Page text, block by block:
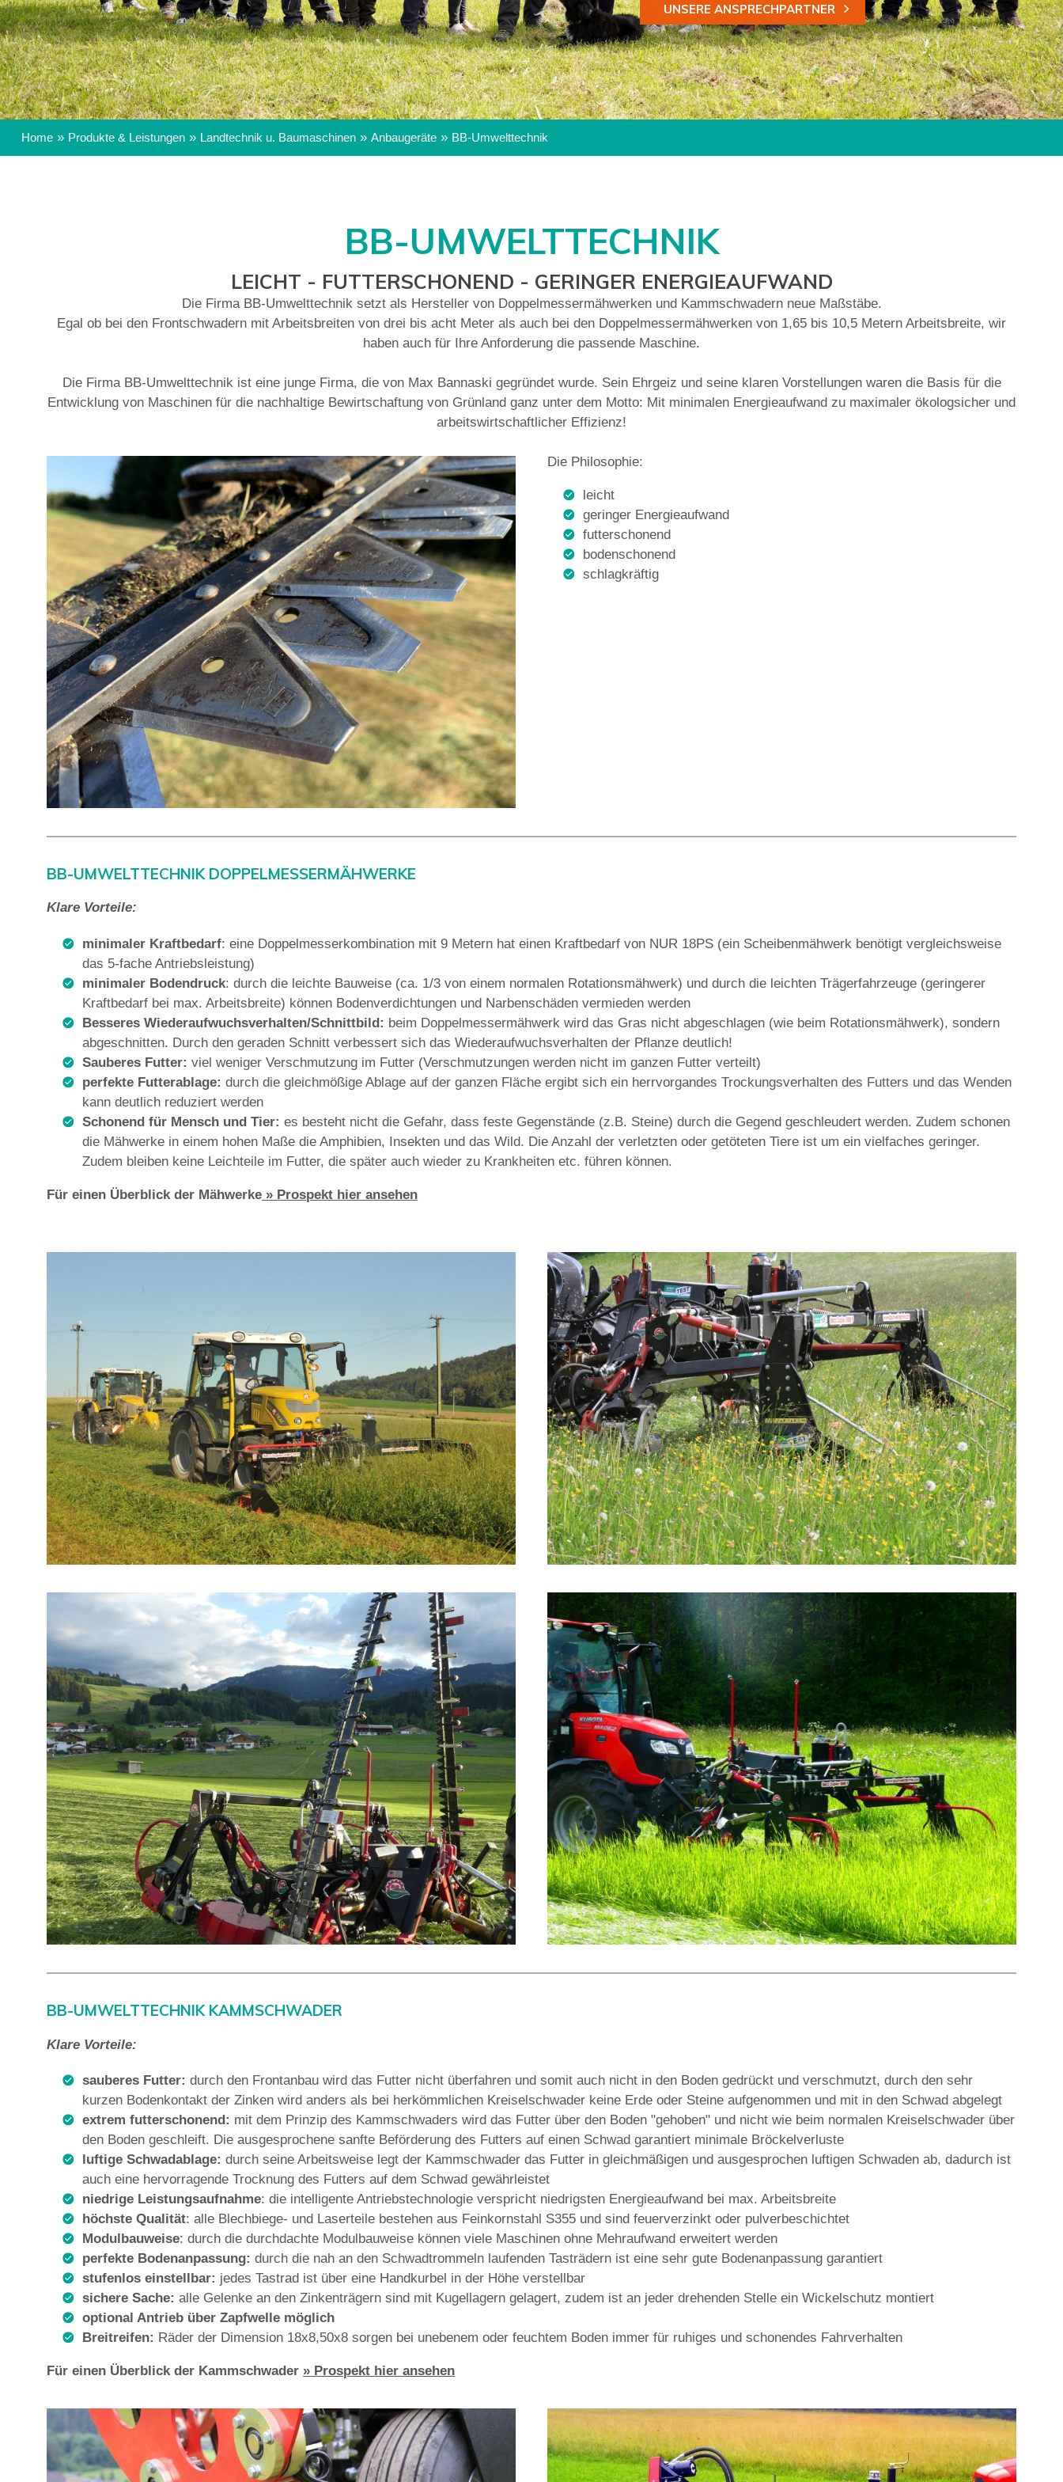
UNSERE ANSPRECHPARTNER
MEHR DAZU
MEHR DAZU
MEHR DAZU
MEHR DAZU
Home» Produkte & Leistungen» Landtechnik u. Baumaschinen» Anbaugeräte» BB-Umwelttechnik
BB-UMWELTTECHNIK
LEICHT - FUTTERSCHONEND - GERINGER ENERGIEAUFWAND
Die Firma BB-Umwelttechnik setzt als Hersteller von Doppelmessermähwerken und Kammschwadern neue Maßstäbe.
Egal ob bei den Frontschwadern mit Arbeitsbreiten von drei bis acht Meter als auch bei den Doppelmessermähwerken von 1,65 bis 10,5 Metern Arbeitsbreite, wir
haben auch für Ihre Anforderung die passende Maschine.
Die Firma BB-Umwelttechnik ist eine junge Firma, die von Max Bannaski gegründet wurde. Sein Ehrgeiz und seine klaren Vorstellungen waren die Basis für die
Entwicklung von Maschinen für die nachhaltige Bewirtschaftung von Grünland ganz unter dem Motto: Mit minimalen Energieaufwand zu maximaler ökologsicher und
arbeitswirtschaftlicher Effizienz!
Die Philosophie:
leicht
geringer Energieaufwand
futterschonend
bodenschonend
schlagkräftig
BB-UMWELTTECHNIK DOPPELMESSERMÄHWERKE
Klare Vorteile:
minimaler Kraftbedarf: eine Doppelmesserkombination mit 9 Metern hat einen Kraftbedarf von NUR 18PS (ein Scheibenmähwerk benötigt vergleichsweise
das 5-fache Antriebsleistung)
minimaler Bodendruck: durch die leichte Bauweise (ca. 1/3 von einem normalen Rotationsmähwerk) und durch die leichten Trägerfahrzeuge (geringerer
Kraftbedarf bei max. Arbeitsbreite) können Bodenverdichtungen und Narbenschäden vermieden werden
Besseres Wiederaufwuchsverhalten/Schnittbild: beim Doppelmessermähwerk wird das Gras nicht abgeschlagen (wie beim Rotationsmähwerk), sondern
abgeschnitten. Durch den geraden Schnitt verbessert sich das Wiederaufwuchsverhalten der Pflanze deutlich!
Sauberes Futter: viel weniger Verschmutzung im Futter (Verschmutzungen werden nicht im ganzen Futter verteilt)
perfekte Futterablage: durch die gleichmößige Ablage auf der ganzen Fläche ergibt sich ein herrvorgandes Trockungsverhalten des Futters und das Wenden
kann deutlich reduziert werden
Schonend für Mensch und Tier: es besteht nicht die Gefahr, dass feste Gegenstände (z.B. Steine) durch die Gegend geschleudert werden. Zudem schonen
die Mähwerke in einem hohen Maße die Amphibien, Insekten und das Wild. Die Anzahl der verletzten oder getöteten Tiere ist um ein vielfaches geringer.
Zudem bleiben keine Leichteile im Futter, die später auch wieder zu Krankheiten etc. führen können.
Für einen Überblick der Mähwerke » Prospekt hier ansehen
BB-UMWELTTECHNIK KAMMSCHWADER
Klare Vorteile:
sauberes Futter: durch den Frontanbau wird das Futter nicht überfahren und somit auch nicht in den Boden gedrückt und verschmutzt, durch den sehr
kurzen Bodenkontakt der Zinken wird anders als bei herkömmlichen Kreiselschwader keine Erde oder Steine aufgenommen und mit in den Schwad abgelegt
extrem futterschonend: mit dem Prinzip des Kammschwaders wird das Futter über den Boden "gehoben" und nicht wie beim normalen Kreiselschwader über
den Boden geschleift. Die ausgesprochene sanfte Beförderung des Futters auf einen Schwad garantiert minimale Bröckelverluste
luftige Schwadablage: durch seine Arbeitsweise legt der Kammschwader das Futter in gleichmäßigen und ausgesprochen luftigen Schwaden ab, dadurch ist
auch eine hervorragende Trocknung des Futters auf dem Schwad gewährleistet
niedrige Leistungsaufnahme: die intelligente Antriebstechnologie verspricht niedrigsten Energieaufwand bei max. Arbeitsbreite
höchste Qualität: alle Blechbiege- und Laserteile bestehen aus Feinkornstahl S355 und sind feuerverzinkt oder pulverbeschichtet
Modulbauweise: durch die durchdachte Modulbauweise können viele Maschinen ohne Mehraufwand erweitert werden
perfekte Bodenanpassung:durch die nah an den Schwadtrommeln laufenden Tasträdern ist eine sehr gute Bodenanpassung garantiert
stufenlos einstellbar: jedes Tastrad ist über eine Handkurbel in der Höhe verstellbar
sichere Sache:alle Gelenke an den Zinkenträgern sind mit Kugellagern gelagert, zudem ist an jeder drehenden Stelle ein Wickelschutz montiert
optional Antrieb über Zapfwelle möglich
Breitreifen: Räder der Dimension 18x8,50x8 sorgen bei unebenem oder feuchtem Boden immer für ruhiges und schonendes Fahrverhalten
Für einen Überblick der Kammschwader » Prospekt hier ansehen